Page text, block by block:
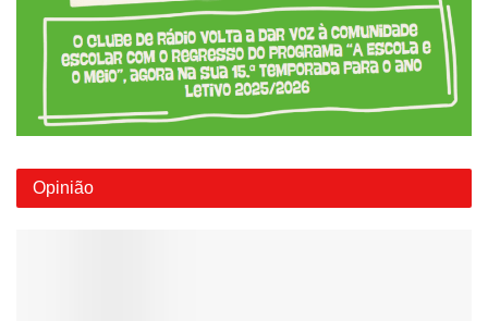
Opinião